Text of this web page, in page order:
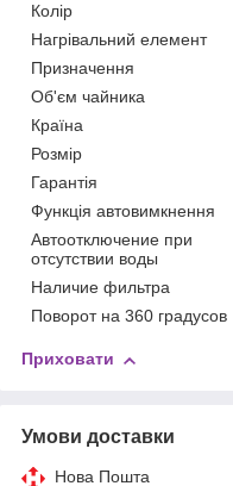
Колір
Нагрівальний елемент
Призначення
Об'єм чайника
Країна
Розмір
Гарантія
Функція автовимкнення
Автоотключение при
отсутствии воды
Наличие фильтра
Поворот на 360 градусов
Приховати
Умови доставки
Нова Пошта